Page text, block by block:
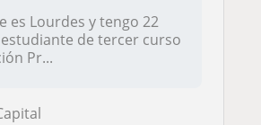
es Lourdes y tengo 22
de tercer curso
Pr...